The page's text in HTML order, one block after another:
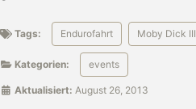
Tags: Endurofahrt Moby Dick III
Kategorien: events
Aktualisiert: August 26, 2013